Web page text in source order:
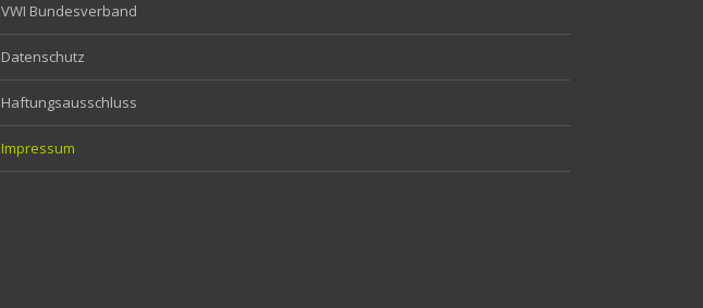
VWI Bundesverband
Datenschutz
Haftungsausschluss
Impressum